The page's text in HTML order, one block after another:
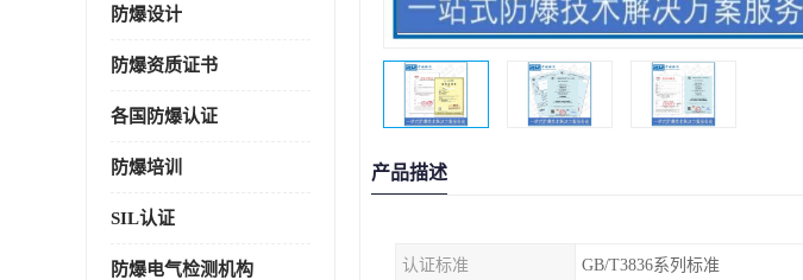
防爆设计
防爆资质证书
各国防爆认证
防爆培训
SIL认证
防爆电气检测机构
产品描述
认证标准 GB/T3836系列标准